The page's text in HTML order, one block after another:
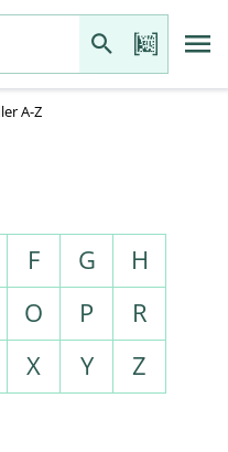
A-Z
F G
H
O P
R
X Y Z